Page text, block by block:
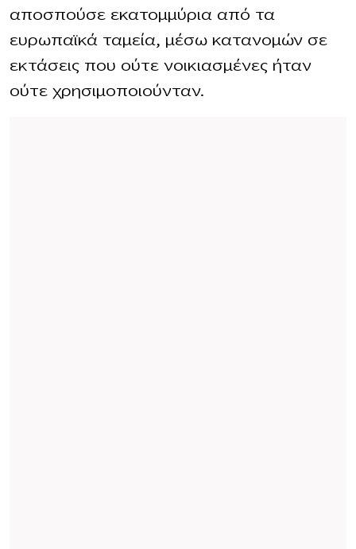
αποσπούσε εκατομμύρια από τα
ευρωπαϊκά ταμεία, μέσω κατανομών σε
εκτάσεις που ούτε νοικιασμένες ήταν
ούτε χρησιμοποιούνταν.